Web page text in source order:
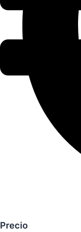
Precio